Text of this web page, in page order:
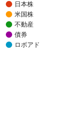
日本株
米国株
不動産
債券
ロボアド